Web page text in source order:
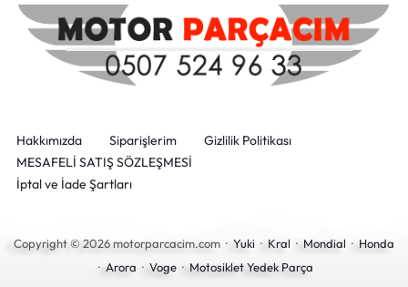
Hakkımızda Siparişlerim
Gizlilik Politikası
MESAFELİ SATIŞ SÖZLEŞMESİ
İptal ve İade Şartları
Copyright © 2026 motorparcacim.com · Yuki · Kral · Mondial · Honda
· Arora · Voge· Motosiklet Yedek Parça